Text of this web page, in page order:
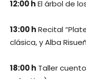
12:00 hEl árbol de
13:00 hRecital
clásica, y Alba
18:00 h Taller